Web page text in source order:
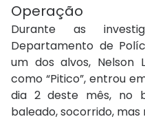
Operação
Durante as
Departamento de
um dos alvos, Nelson
como “Pitico”, entrou
dia 2 deste mês, no
baleado, socorrido,